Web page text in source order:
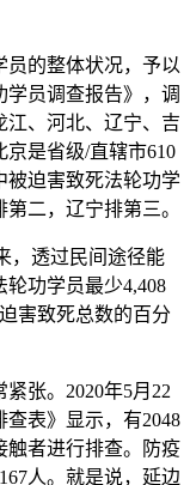
员的整体状况，予以
员调查报告》，调
江、河北、辽宁、吉
是省级/直辖市610
被迫害致死法轮功学
二，辽宁排第三。
，透过民间途径能
功学员最少4,408
害致死总数的百分
张。2020年5月22
表》显示，有2048
触者进行排查。防疫
人。就是说，延边